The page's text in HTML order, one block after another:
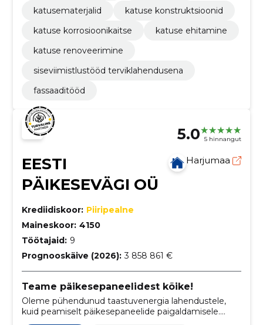
katusematerjalid
katuse konstruktsioonid
katuse korrosioonikaitse
katuse ehitamine
katuse renoveerimine
siseviimistlustööd terviklahendusena
fassaaditööd
5.0 5 hinnangut
EESTI
PÄIKESEVÄGI OÜ
Harjumaa
Krediidiskoor: Piiripealne
Maineskoor: 4150
Töötajaid: 9
Prognooskäive (2026): 3 858 861 €
Teame päikesepaneelidest kõike!
Oleme pühendunud taastuvenergia lahendustele,
kuid peamiselt päikesepaneelide paigaldamisele.
Meie müügi- ja paigaldusmeeskond koosneb